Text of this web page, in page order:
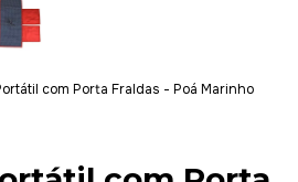
com Porta Fraldas - Poá Marinho